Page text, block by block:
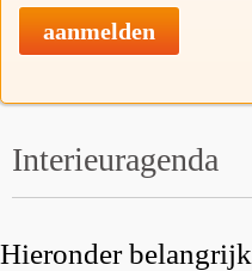
aanmelden
Interieuragenda
Hieronder